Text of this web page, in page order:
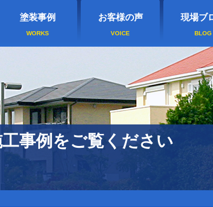
塗装事例 お客様の声 現場ブ
事例をご覧ください